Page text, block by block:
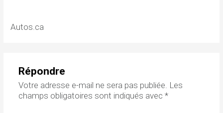
Autos.ca
Répondre
Votre adresse e-mail ne sera pas publiée. Les
champs obligatoires sont indiqués avec *